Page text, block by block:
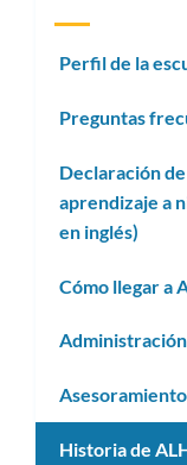
Perfil de la
Preguntas
Declaración
aprendizaje a
en inglés)
Cómo llegar a
Administración
Asesoramiento
Historia de